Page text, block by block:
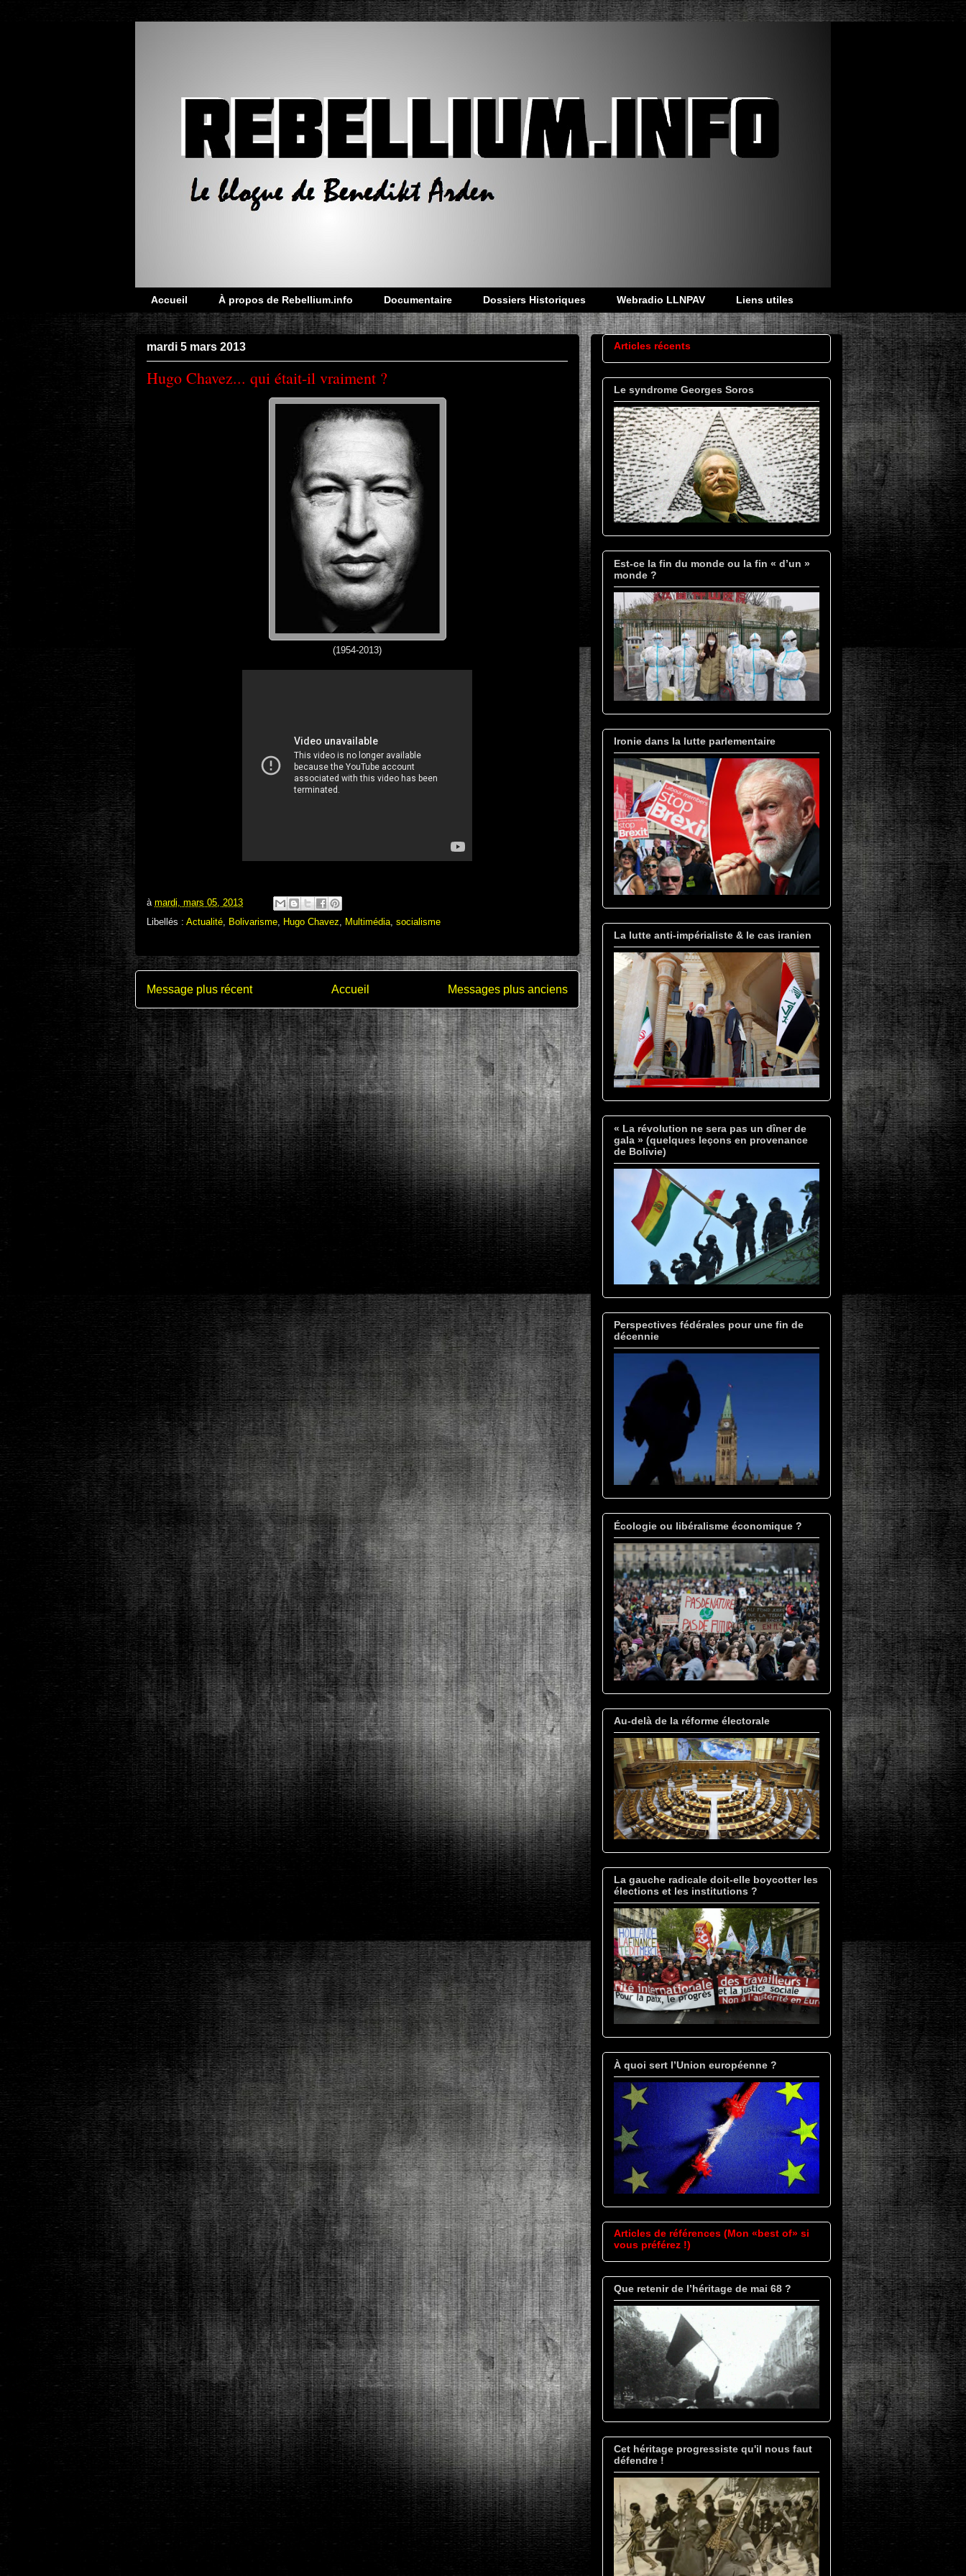
Accueil À propos de Rebellium.info Documentaire Dossiers Historiques Webradio LLNPAV Liens utiles
mardi 5 mars 2013
Hugo Chavez... qui était-il vraiment ?
(1954-2013)
à mardi, mars 05, 2013
Libellés : Actualité Bolivarisme Hugo Chavez Multimédia socialisme
Message plus récent Messages plus anciens
Accueil
Articles récents
Le syndrome Georges Soros
Est-ce la fin du monde ou la fin « d’un »
monde ?
Ironie dans la lutte parlementaire
La lutte anti-impérialiste & le cas iranien
« La révolution ne sera pas un dîner de
gala » (quelques leçons en provenance
de Bolivie)
Perspectives fédérales pour une fin de
décennie
Écologie ou libéralisme économique ?
Au-delà de la réforme électorale
La gauche radicale doit-elle boycotter les
élections et les institutions ?
À quoi sert l’Union européenne ?
Articles de références (Mon «best of» si
vous préférez !)
Que retenir de l’héritage de mai 68 ?
Cet héritage progressiste qu'il nous faut
défendre !